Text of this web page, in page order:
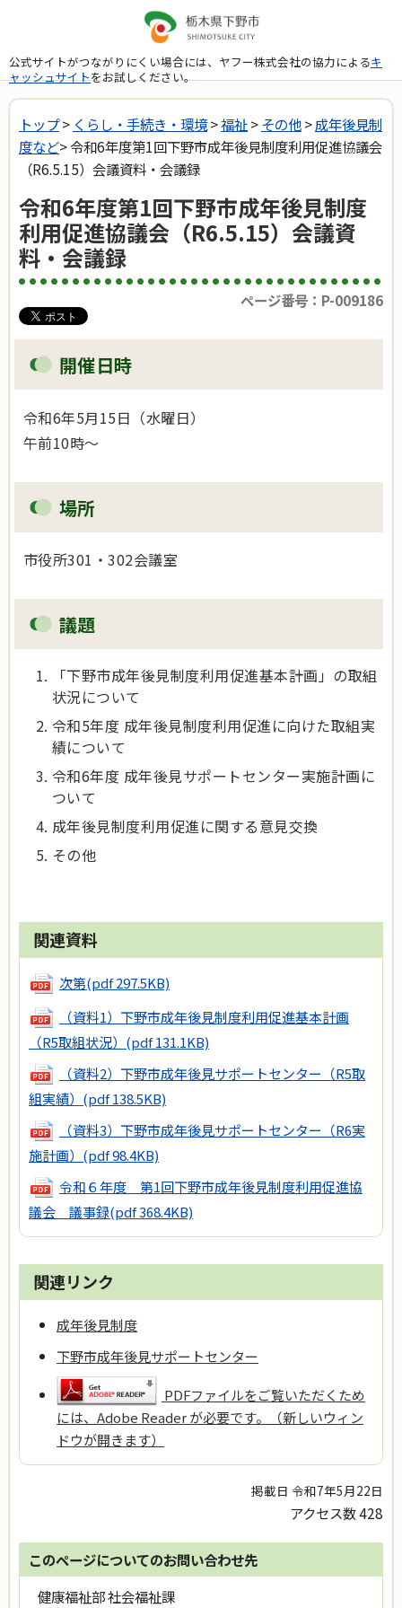
公式サイトがつながりにくい場合には、ヤフー株式会社の協力によるキ
ャッシュサイトをお試しください。
トップ> くらし・手続き・環境>福祉> その他>成年後見制
度など> 令和6年度第1回下野市成年後見制度利用促進協議会
（R6.5.15）会議資料・会議録
令和6年度第1回下野市成年後見制度
利用促進協議会（R6.5.15）会議資
料・会議録
ページ番号：P-009186
開催日時
令和6年5月15日（水曜日）
午前10時～
場所
市役所301・302会議室
議題
「下野市成年後見制度利用促進基本計画」の取組
状況について
令和5年度 成年後見制度利用促進に向けた取組実
績について
令和6年度 成年後見サポートセンター実施計画に
ついて
成年後見制度利用促進に関する意見交換
その他
関連資料
次第(pdf 297.5KB)
（資料1）下野市成年後見制度利用促進基本計画
（R5取組状況） (pdf 131.1KB)
（資料2）下野市成年後見サポートセンター（R5取
組実績） (pdf 138.5KB)
（資料3）下野市成年後見サポートセンター（R6実
施計画） (pdf 98.4KB)
令和６年度 第1回下野市成年後見制度利用促進協
議会 議事録(pdf 368.4KB)
関連リンク
成年後見制度
下野市成年後見サポートセンター
PDFファイルをご覧いただくため
には、Adobe Reader が必要です。（新しいウィン
ドウが開きます）
掲載日 令和7年5月22日
アクセス数428
このページについてのお問い合わせ先
健康福祉部 社会福祉課